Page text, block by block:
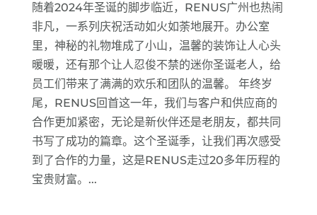
随着2024年圣诞的脚步临近，RENUS广州也热闹
非凡，一系列庆祝活动如火如荼地展开。办公室
里，神秘的礼物堆成了小山，温馨的装饰让人心头
暖暖，还有那个让人忍俊不禁的迷你圣诞老人，给
员工们带来了满满的欢乐和团队的温馨。 年终岁
尾，RENUS回首这一年，我们与客户和供应商的
合作更加紧密，无论是新伙伴还是老朋友，都共同
书写了成功的篇章。这个圣诞季，让我们再次感受
到了合作的力量，这是RENUS走过20多年历程的
宝贵财富。...